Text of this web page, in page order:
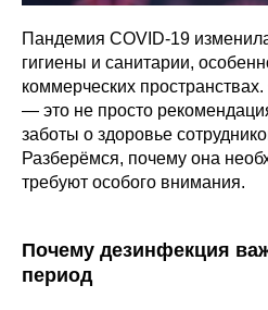
Пандемия COVID-19
гигиены и санитарии,
коммерческих
— это не просто
заботы о здоровье
Разберёмся, почему она
требуют особого внимания.
Почему дезинфекция
период